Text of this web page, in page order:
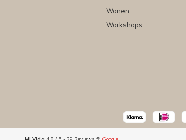
Wonen
Workshops